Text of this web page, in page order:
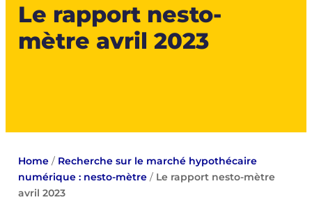
Le rapport nesto-
mètre avril 2023
Home/ Recherche sur le marché hypothécaire
numérique : nesto-mètre/ Le rapport nesto-mètre
avril 2023